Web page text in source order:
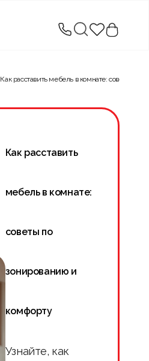
Как расставить мебель в комнате: советы по
Как расставить
мебель в комнате:
советы по
зонированию и
комфорту
Узнайте, как